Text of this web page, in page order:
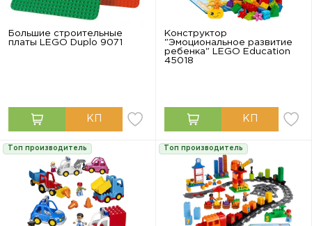
Большие строительные
платы LEGO Duplo 9071
Конструктор
"Эмоциональное развитие
ребенка" LEGO Education
45018
Топ производитель Топ производитель